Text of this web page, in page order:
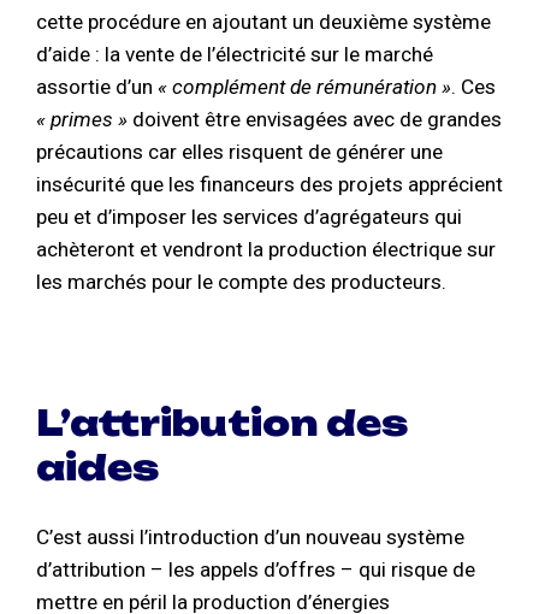
cette procédure en ajoutant un deuxième système
d’aide : la vente de l’électricité sur le marché
assortie d’un « complément de rémunération ». Ces
« primes » doivent être envisagées avec de grandes
précautions car elles risquent de générer une
insécurité que les financeurs des projets apprécient
peu et d’imposer les services d’agrégateurs qui
achèteront et vendront la production électrique sur
les marchés pour le compte des producteurs.
L’attribution des
aides
C’est aussi l’introduction d’un nouveau système
d’attribution – les appels d’offres – qui risque de
mettre en péril la production d’énergies